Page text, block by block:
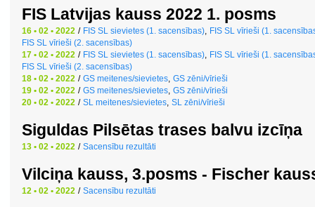
FIS Latvijas kauss 2022 1. posms
16 • 02 • 2022 / FIS SL sievietes (1. sacensības), FIS SL vīrieši (1.
FIS SL vīrieši (2. sacensības)
17 • 02 • 2022 / FIS SL sievietes (1. sacensības), FIS SL vīrieši (1.
FIS SL vīrieši (2. sacensības)
18 • 02 • 2022 / GS meitenes/sievietes, GS zēni/vīrieši
19 • 02 • 2022 / GS meitenes/sievietes, GS zēni/vīrieši
20 • 02 • 2022 / SL meitenes/sievietes, SL zēni/vīrieši
Siguldas Pilsētas trases balvu izcīņa
13 • 02 • 2022 / Sacensību rezultāti
Vilciņa kauss, 3.posms - Fischer
12 • 02 • 2022 / Sacensību rezultāti